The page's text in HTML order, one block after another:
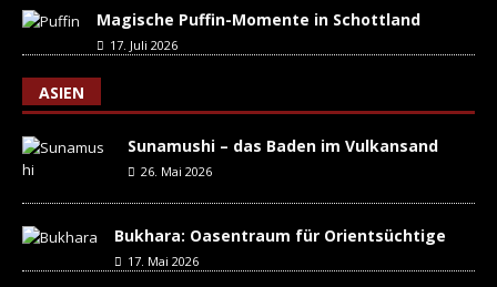
Magische Puffin-Momente in Schottland
17. Juli 2026
ASIEN
Sunamushi – das Baden im Vulkansand
26. Mai 2026
Bukhara: Oasentraum für Orientsüchtige
17. Mai 2026